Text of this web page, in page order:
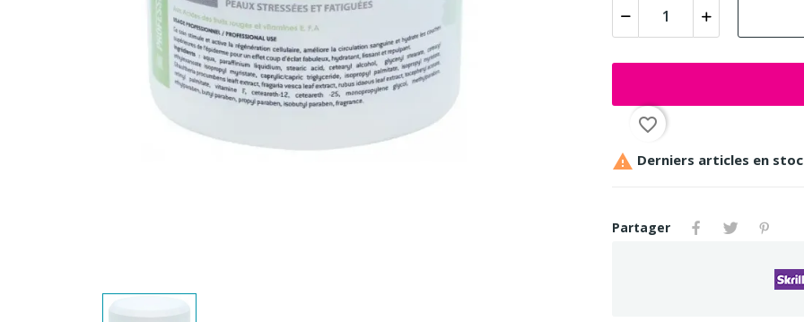
favorite_border
 Derniers articles en
Partager